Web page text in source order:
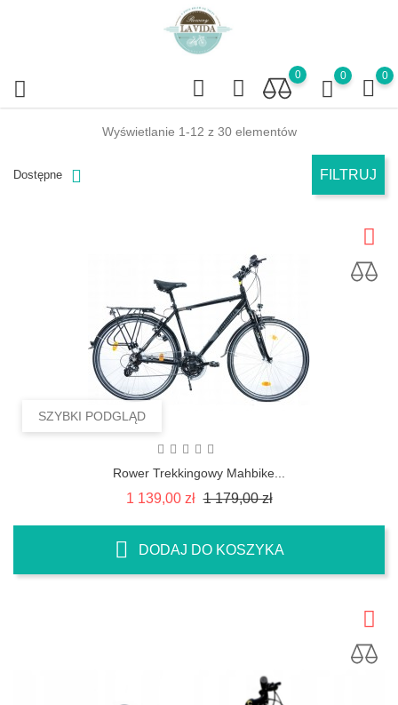
0
0
0
Dostępne FILTRUJ
Wyświetlanie 1-12 z 30 elementów
SZYBKI PODGLĄD
Rower Trekkingowy Mahbike...
1 139,00 zł Cena
1 179,00 złCena
DODAJ DO KOSZYKA